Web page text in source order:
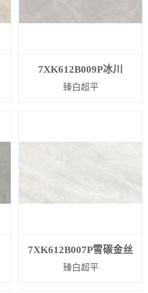
7XK612B009P冰川
臻白超平
7XK612B007P雪碳金丝
臻白超平